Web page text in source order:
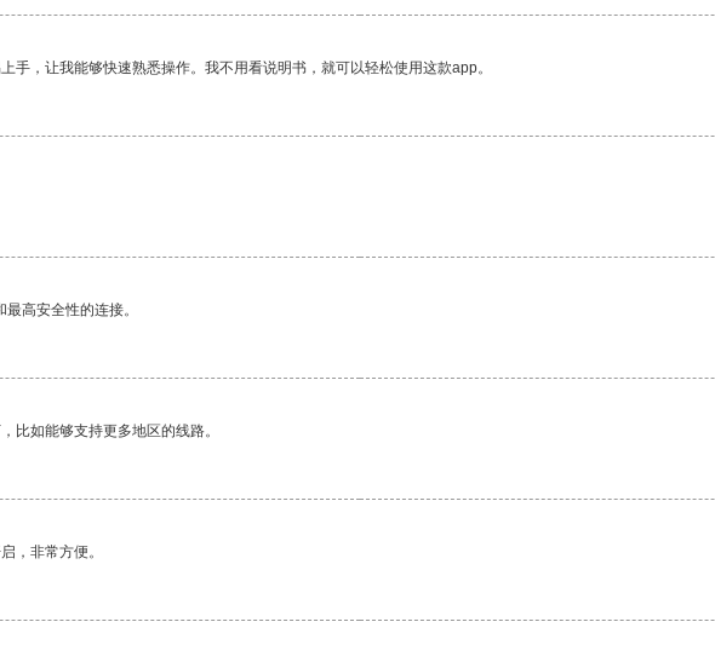
手，让我能够快速熟悉操作。我不用看说明书，就可以轻松使用这款app。
高安全性的连接。
比如能够支持更多地区的线路。
，非常方便。